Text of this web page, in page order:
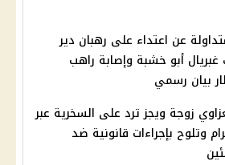
عن اعتداء على رهبان دير
غبريال أبو خشبة وإصابة راهب
بيان رسمي
زوجة ويجز ترد على السخرية عبر
وتلوح بإجراءات قانونية ضد